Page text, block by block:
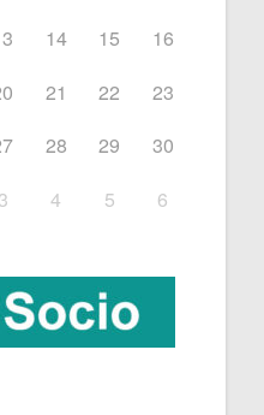
14 15
16
21 22
23
28 29
30
3 4 5 6